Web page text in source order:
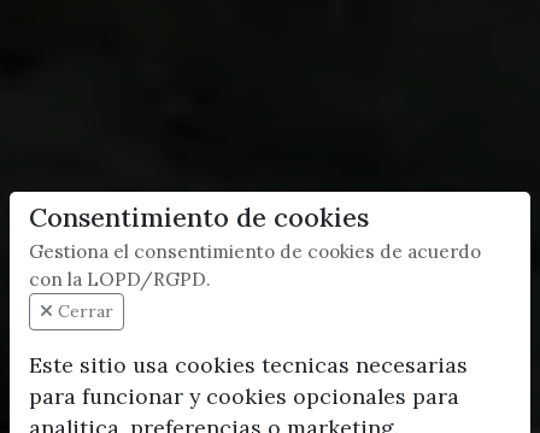
Consentimiento de cookies
Gestiona el consentimiento de cookies de acuerdo
con la LOPD/RGPD.
Cerrar
Este sitio usa cookies tecnicas necesarias
para funcionar y cookies opcionales para